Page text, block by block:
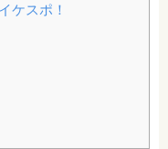
ケスポ！